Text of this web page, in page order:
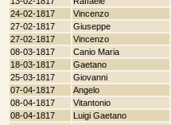
24-02-1817
Vincenzo
27-02-1817
Giuseppe
27-02-1817
Vincenzo
08-03-1817
Canio Maria
18-03-1817
Gaetano
25-03-1817
Giovanni
07-04-1817
Angelo
08-04-1817
Vitantonio
08-04-1817
Luigi Gaetano